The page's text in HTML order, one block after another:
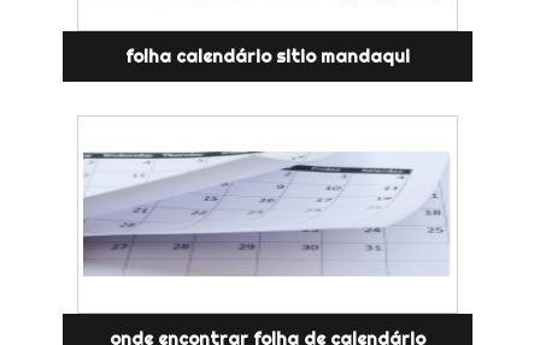
folha calendário sitio mandaqui
onde encontrar folha de calendário